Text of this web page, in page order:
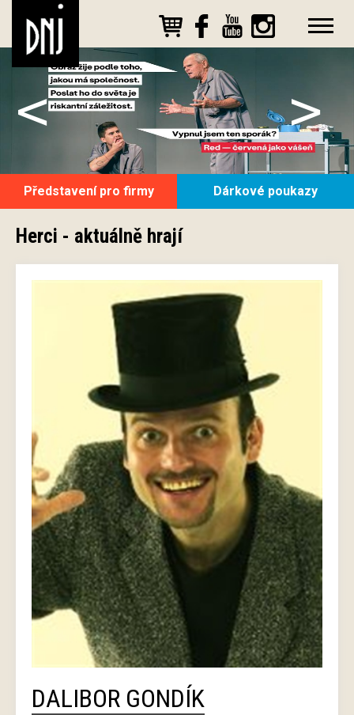
< >
Představení pro firmy Dárkové poukazy
Herci - aktuálně hrají
DALIBOR GONDÍK